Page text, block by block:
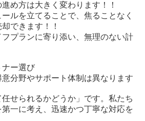
め方は大きく変わります！！
ルを立てることで、焦ることなく
できます！！
プランに寄り添い、無理のない計
ナー選び
分野やサポート体制は異なります
せられるかどうか」です。私たち
一に考え、迅速かつ丁寧な対応を